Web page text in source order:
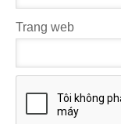
Trang web